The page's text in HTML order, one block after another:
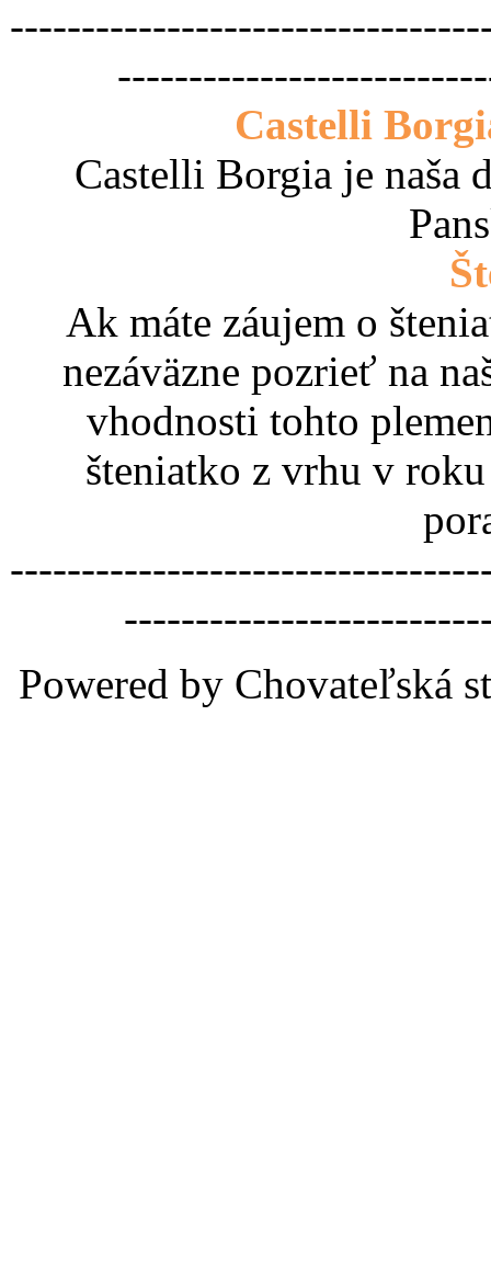
Castelli
Castelli Borgia je naša
Ak máte záujem o
nezáväzne pozrieť na
vhodnosti tohto
šteniatko z vrhu v
Powered by Chovateľská